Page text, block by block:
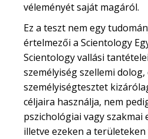
véleményét saját magáról.
Ez a teszt nem egy
értelmezői a Scientology
Scientology vallási
személyiség szellemi dolog,
személyiségtesztet
céljaira használja, nem
pszichológiai vagy szakmai
illetve ezeken a